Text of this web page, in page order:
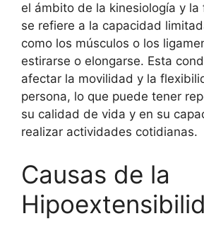
el ámbito de la kinesiología y la
se refiere a la capacidad
como los músculos o los
estirarse o elongarse. Esta
afectar la movilidad y la
persona, lo que puede tener
su calidad de vida y en su
realizar actividades cotidianas.
Causas de la